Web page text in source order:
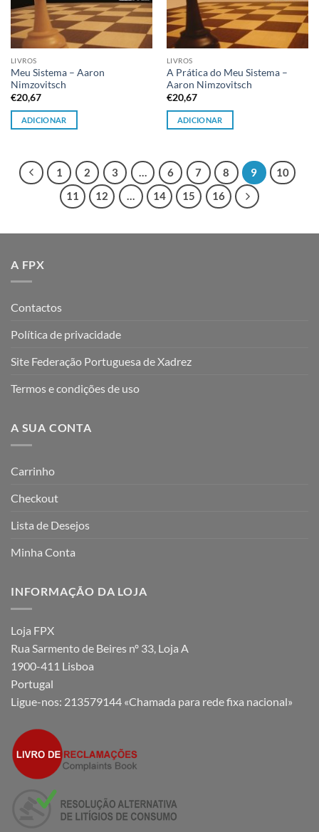
LIVROS
Meu Sistema – Aaron
Nimzovitsch
€20,67
ADICIONAR
LIVROS
A Prática do Meu Sistema –
Aaron Nimzovitsch
€20,67
ADICIONAR
1 2 3 … 6 7 8 9
10
11
12 … 14 15 16
A FPX
Contactos
Política de privacidade
Site Federação Portuguesa de Xadrez
Termos e condições de uso
A SUA CONTA
Carrinho
Checkout
Lista de Desejos
Minha Conta
INFORMAÇÃO DA LOJA
Loja FPX
Rua Sarmento de Beires nº 33, Loja A
1900-411 Lisboa
Portugal
Ligue-nos: 213579144 «Chamada para rede fixa nacional»